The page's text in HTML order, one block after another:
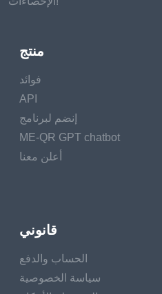
منتج
فوائد
API
إنضم لبرنامج
ME-QR GPT chatbot
أعلن معنا
قانوني
الحساب والدفع
سياسة الخصوصية